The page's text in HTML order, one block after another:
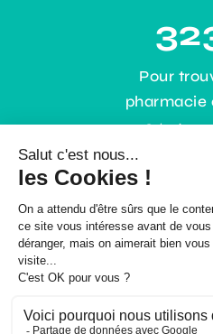
Pour
pharmacie
0,35€ / min +